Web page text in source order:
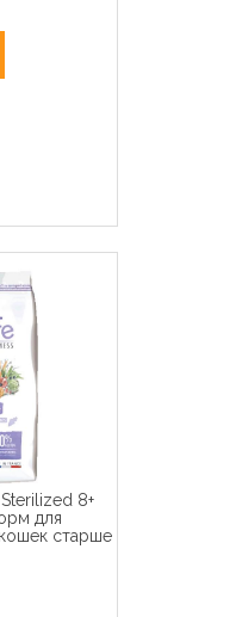
8+
для
старше